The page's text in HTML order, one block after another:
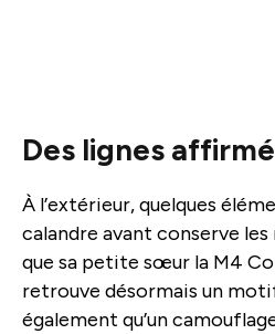
Des lignes
À l’extérieur, quelques
calandre avant conserve
que sa petite sœur la M4
retrouve désormais un
également qu’un